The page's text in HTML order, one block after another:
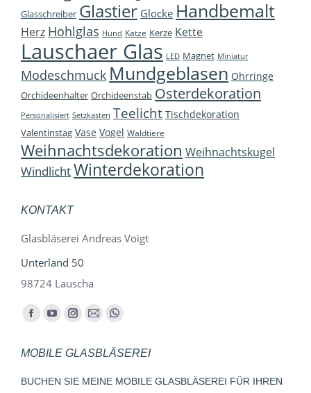
Glasschreiber Glastier Glocke Handbemalt
Herz Hohlglas Hund Katze Kerze Kette
Lauschaer Glas LED Magnet Miniatur
Modeschmuck Mundgeblasen Ohrringe
Orchideenhalter Orchideenstab Osterdekoration
Personalisiert Setzkasten Teelicht Tischdekoration
Valentinstag Vase Vogel Waldtiere
Weihnachtsdekoration Weihnachtskugel
WindlichtWinterdekoration
KONTAKT
Glasbläserei Andreas Voigt
Unterland 50
98724 Lauscha
Finden Sie uns auf:
Facebook
opens
in
YouTube
opens
in
Instagram
opens
in
E-
page
opens
Whatsapp
opens
in
MOBILE GLASBLÄSEREI
BUCHEN SIE MEINE MOBILE GLASBLÄSEREI FÜR IHREN